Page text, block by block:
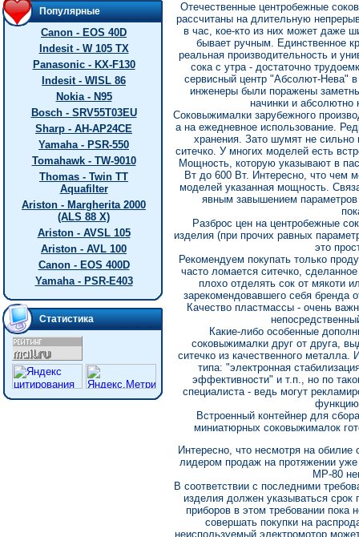
Популярные
Canon - EOS 40D
Indesit - W 105 TX
Panasonic - KX-F130
Indesit - WISL 86
Nokia - N95
Bosch - SRV55T03EU
Sharp - AH-AP24CE
Yamaha - PSR-550
Tomahawk - TW-9010
Thomas - Twin TT
Aquafilter
Ariston - Margherita 2000
(ALS 88 X)
Ariston - AVSL 105
Ariston - AVL 100
Canon - EOS 400D
Yamaha - PSR-E403
Статистика
Отечественные центробежные
рассчитаны на длительную
в час, кое-кто из них может даже
бывает ручным. Единственное
реальная производительность и
сока с утра - достаточно
сервисный центр "Абсолют-Нева"
инженеры были поражены
начинки и
Соковыжималки зарубежного
а на ежедневное использование.
хранения. Зато шумят не сильно
ситечко. У многих моделей есть
Мощность, которую указывают в
Вт до 600 Вт. Интересно, что чем
моделей указанная мощность.
явным завышением
Разброс цен на центробежные
изделия (при прочих равных
это
Рекомендуем покупать только
часто ломается ситечко,
плохо отделять сок от мякоти
зарекомендовавшего себя бренда
Качество пластмассы - очень
Какие-либо особенные
соковыжималки друг от друга,
ситечко из качественного
типа: "электронная
эффективности" и т.п., но по
специалиста - ведь могут
Встроенный контейнер для
миниатюрных соковыжималок
Интересно, что несмотря на
лидером продаж на протяжении
МР-80
В соответствии с последними
изделия должен указываться
приборов в этом требовании пока
совершать покупки на
неиспользуемый электромотор